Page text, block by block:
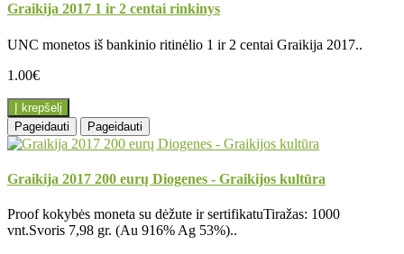
Graikija 2017 1 ir 2 centai rinkinys
UNC monetos iš bankinio ritinėlio 1 ir 2 centai Graikija 2017..
1.00€
Į krepšelį
Pageidauti
Pageidauti
Graikija 2017 200 eurų Diogenes - Graikijos kultūra
Proof kokybės moneta su dėžute ir sertifikatuTiražas: 1000
vnt.Svoris 7,98 gr. (Au 916% Ag 53%)..